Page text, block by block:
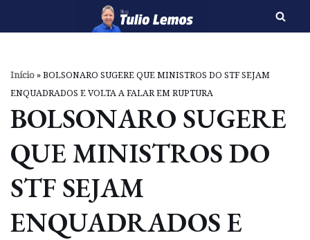
o
conteúdo
Início»BOLSONARO SUGERE QUE MINISTROS DO STF SEJAM
ENQUADRADOS E VOLTA A FALAR EM RUPTURA
BOLSONARO SUGERE
QUE MINISTROS DO
STF SEJAM
ENQUADRADOS E